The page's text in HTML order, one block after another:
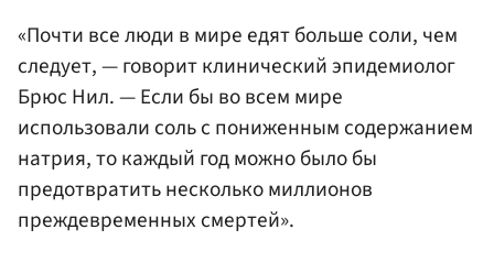
«Почти все люди в мире едят больше соли, чем
следует, — говорит клинический эпидемиолог
Брюс Нил. — Если бы во всем мире
использовали соль с пониженным содержанием
натрия, то каждый год можно было бы
предотвратить несколько миллионов
преждевременных смертей».